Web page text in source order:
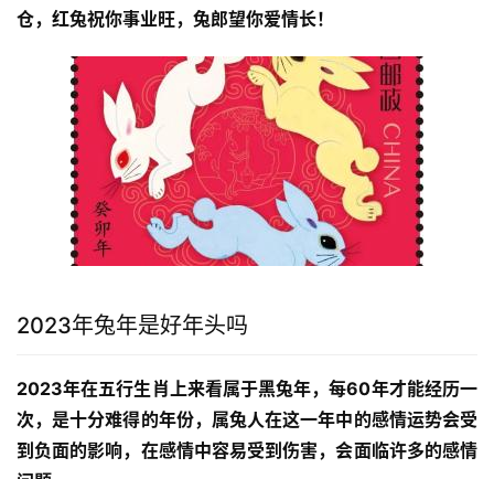
仓，红兔祝你事业旺，兔郎望你爱情长！
2023年兔年是好年头吗
2023年在五行生肖上来看属于黑兔年，每60年才能经历一
次，是十分难得的年份，属兔人在这一年中的感情运势会受
到负面的影响，在感情中容易受到伤害，会面临许多的感情